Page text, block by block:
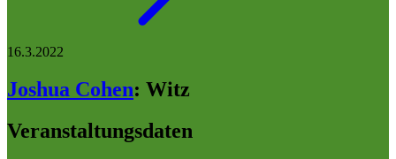
16.3.2022
Joshua Cohen: Witz
Veranstaltungsdaten